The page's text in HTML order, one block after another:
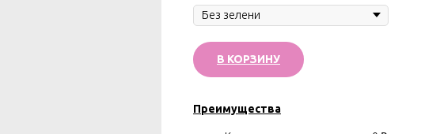
В КОРЗИНУ
Преимущества